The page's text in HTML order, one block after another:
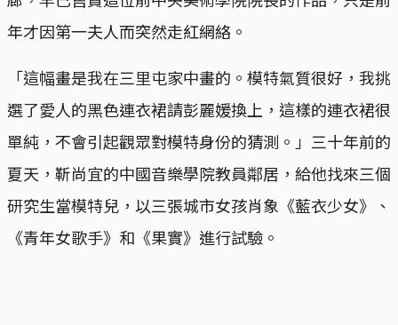
年才因第一夫人而突然走紅網絡。
「這幅畫是我在三里屯家中畫的。模特氣質很好，我挑
選了愛人的黑色連衣裙請彭麗媛換上，這樣的連衣裙很
單純，不會引起觀眾對模特身份的猜測。」三十年前的
夏天，靳尚宜的中國音樂學院教員鄰居，給他找來三個
研究生當模特兒，以三張城市女孩肖象《藍衣少女》、
《青年女歌手》和《果實》進行試驗。